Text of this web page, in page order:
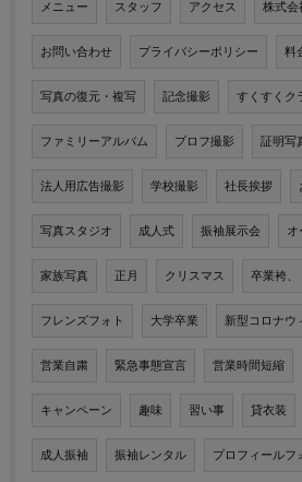
メニュー スタッフ アクセス 株式
お問い合わせ プライバシーポリシー 料
写真の復元・複写 記念撮影 すくすくク
ファミリーアルバム プロフ撮影 証明写
法人用広告撮影 学校撮影 社長挨拶
写真スタジオ 成人式 振袖展示会 オ
家族写真 正月 クリスマス 卒業袴、
フレンズフォト 大学卒業 新型コロナウ
営業自粛 緊急事態宣言 営業時間短縮
キャンペーン 趣味 習い事 貸衣装
成人振袖 振袖レンタル プロフィールフ